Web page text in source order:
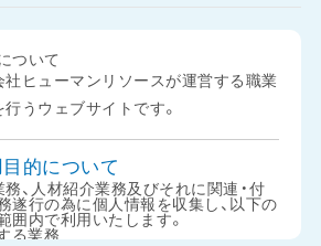
ついて
社ヒューマンリソースが運営する職業
うウェブサイトです。
的について
務、人材紹介業務及びそれに関連・付
遂行の為に個人情報を収集し、以下の
囲内で利用いたします。
る業務